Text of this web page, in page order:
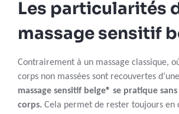
Les particularités
massage sensitif
Contrairement à un massage classique,
corps non massées sont recouvertes
massage sensitif belge® se pratique
corps. Cela permet de rester toujours en